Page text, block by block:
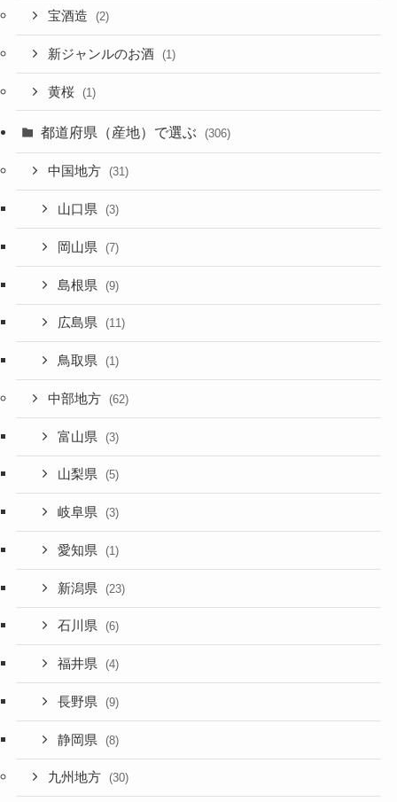
宝酒造 (2)
新ジャンルのお酒 (1)
黄桜 (1)
都道府県（産地）で選ぶ (306)
中国地方 (31)
山口県 (3)
岡山県 (7)
島根県 (9)
広島県 (11)
鳥取県 (1)
中部地方 (62)
富山県 (3)
山梨県 (5)
岐阜県 (3)
愛知県 (1)
新潟県 (23)
石川県 (6)
福井県 (4)
長野県 (9)
静岡県 (8)
九州地方 (30)